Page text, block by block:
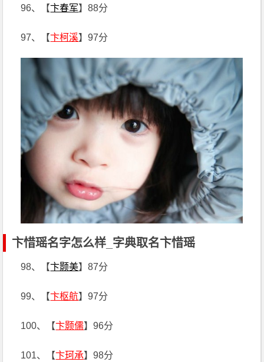
96、【卞春军】88分
97、【卞柯溪】97分
卞惜瑶名字怎么样_字典取名卞惜瑶
98、【卞颢美】87分
99、【卞枢航】97分
100、【卞颢儒】96分
101、【卞珂承】98分